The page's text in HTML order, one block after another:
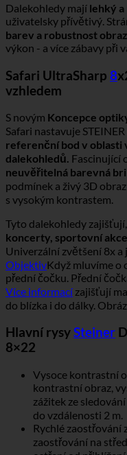
Dalekohledy mají lehký a
uživatelsky přívětivý.
barev a robustnost
výkon - a více zábavy při
Safari UltraSharp 8
vzhledem
S novým Koncepce
Safari nastavuje
referenční bod v
dalekohledů. Fascinující
neuvěřitelná barevná
podmínek a živý 3D
s vysokým kontrastem.
Tyto dalekohledy
koncerty, sportovní akce
Univerzální zvětšení 8x
ObjektivKdyž mluvíme o
přední čočku. Přední
Více informací zajišťují
do blízka i do dálky.
Hlavní rysySteiner
8×22
Vysoce kontrastní
kontrastní obraz,
zážitek ze
do vzdálenosti 2 m.
Rychlé zaostřování
zaostřování na